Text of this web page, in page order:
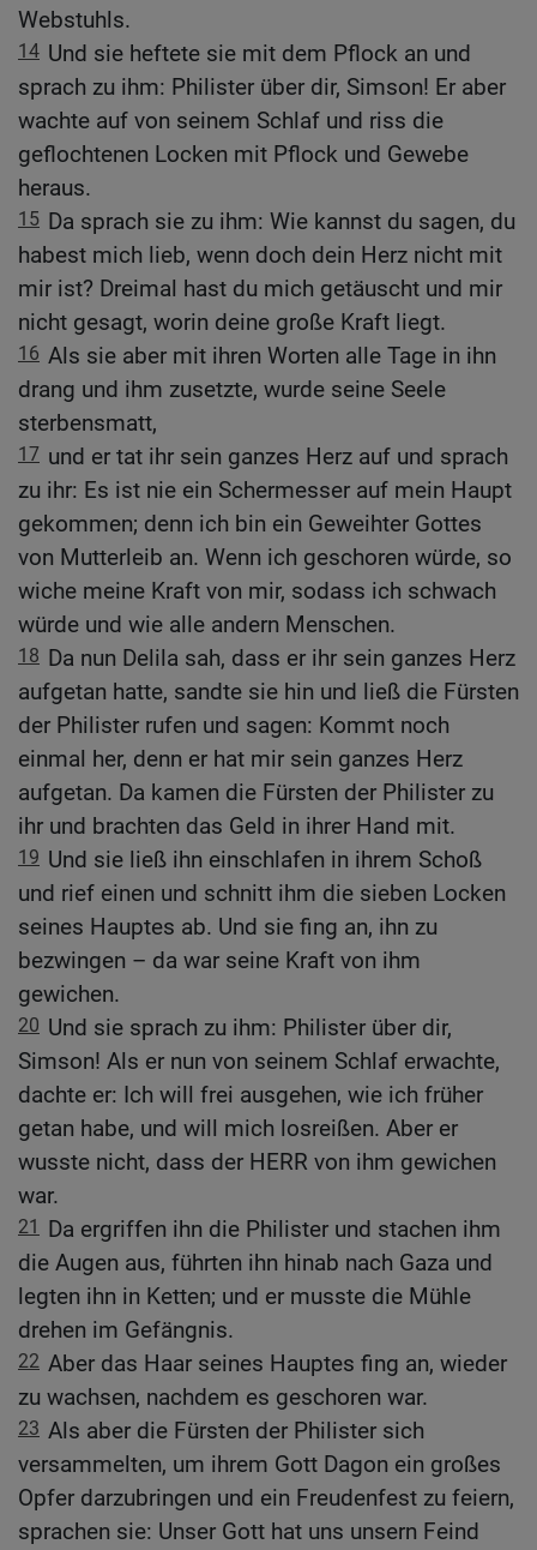
Webstuhls.
14 Und sie heftete sie mit dem Pflock an und
sprach zu ihm: Philister über dir, Simson! Er aber
wachte auf von seinem Schlaf und riss die
geflochtenen Locken mit Pflock und Gewebe
heraus.
15 Da sprach sie zu ihm: Wie kannst du sagen, du
habest mich lieb, wenn doch dein Herz nicht mit
mir ist? Dreimal hast du mich getäuscht und mir
nicht gesagt, worin deine große Kraft liegt.
16 Als sie aber mit ihren Worten alle Tage in ihn
drang und ihm zusetzte, wurde seine Seele
sterbensmatt,
17 und er tat ihr sein ganzes Herz auf und sprach
zu ihr: Es ist nie ein Schermesser auf mein Haupt
gekommen; denn ich bin ein Geweihter Gottes
von Mutterleib an. Wenn ich geschoren würde, so
wiche meine Kraft von mir, sodass ich schwach
würde und wie alle andern Menschen.
18 Da nun Delila sah, dass er ihr sein ganzes Herz
aufgetan hatte, sandte sie hin und ließ die Fürsten
der Philister rufen und sagen: Kommt noch
einmal her, denn er hat mir sein ganzes Herz
aufgetan. Da kamen die Fürsten der Philister zu
ihr und brachten das Geld in ihrer Hand mit.
19 Und sie ließ ihn einschlafen in ihrem Schoß
und rief einen und schnitt ihm die sieben Locken
seines Hauptes ab. Und sie fing an, ihn zu
bezwingen – da war seine Kraft von ihm
gewichen.
20 Und sie sprach zu ihm: Philister über dir,
Simson! Als er nun von seinem Schlaf erwachte,
dachte er: Ich will frei ausgehen, wie ich früher
getan habe, und will mich losreißen. Aber er
wusste nicht, dass der HERR von ihm gewichen
war.
21
Da ergriffen ihn die Philister und stachen ihm
die Augen aus, führten ihn hinab nach Gaza und
legten ihn in Ketten; und er musste die Mühle
drehen im Gefängnis.
22 Aber das Haar seines Hauptes fing an, wieder
zu wachsen, nachdem es geschoren war.
23 Als aber die Fürsten der Philister sich
versammelten, um ihrem Gott Dagon ein großes
Opfer darzubringen und ein Freudenfest zu feiern,
sprachen sie: Unser Gott hat uns unsern Feind